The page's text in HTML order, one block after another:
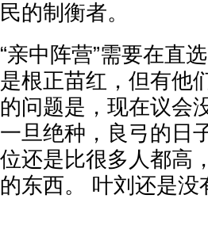
民的制衡者。
“亲中阵营”需要在直
是根正苗红，但有他
的问题是，现在议会
一旦绝种，良弓的日
位还是比很多人都高
的东西。 叶刘还是没